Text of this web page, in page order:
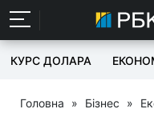
КУРС ДОЛАРА
Головна » Бізнес »